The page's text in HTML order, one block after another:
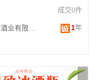
成交0件
邵东市将帅酒业有限公司 1年